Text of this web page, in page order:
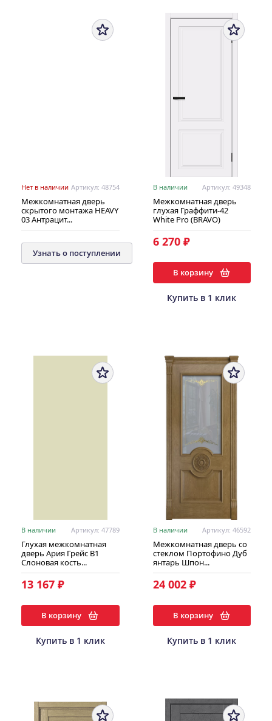
Нет в наличии Артикул: 48754
Межкомнатная дверь
скрытого монтажа HEAVY
03 Антрацит...
Узнать о поступлении
В наличии Артикул: 49348
Межкомнатная дверь
глухая Граффити-42
White Pro (BRAVO)
6 270 ₽
В корзину
Купить в 1 клик
В наличии Артикул: 47789
Глухая межкомнатная
дверь Ария Грейс В1
Слоновая кость...
13 167 ₽
В корзину
Купить в 1 клик
В наличии Артикул: 46592
Межкомнатная дверь со
стеклом Портофино Дуб
янтарь Шпон...
24 002 ₽
В корзину
Купить в 1 клик